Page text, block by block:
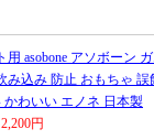
用 asobone アソボーン
み込み 防止 おもちゃ
かわいい エノネ 日本製
円